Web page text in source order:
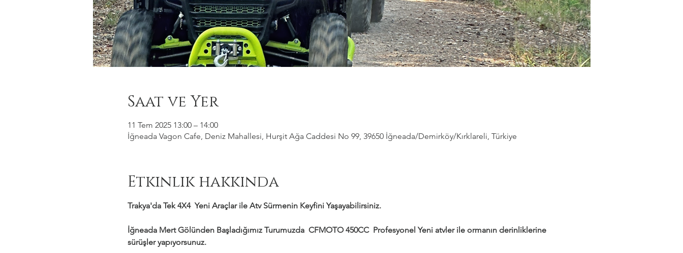
Saat ve Yer
11 Tem 2025 13:00 – 14:00
İğneada Vagon Cafe, Deniz Mahallesi, Hurşit Ağa Caddesi No 99, 39650 İğneada/Demirköy/Kırklareli, Türkiye
Etkinlik hakkında
Trakya'da Tek 4X4  Yeni Araçlar ile Atv Sürmenin Keyfini Yaşayabilirsiniz.
İğneada Mert Gölünden Başladığımız Turumuzda  CFMOTO 450CC  Profesyonel Yeni atvler ile ormanın derinliklerine
sürüşler yapıyorsunuz.